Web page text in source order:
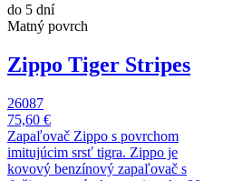
do 5 dní
Matný povrch
Zippo Tiger Stripes
26087
75,60 €
Zapaľovač Zippo s povrchom
imitujúcim srsť tigra. Zippo je
kovový benzínový zapaľovač s